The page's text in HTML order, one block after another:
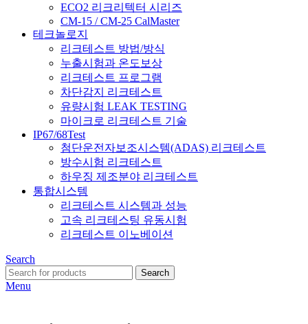
ECO2 리크리텍터 시리즈
CM-15 / CM-25 CalMaster
테크놀로지
리크테스트 방법/방식
누출시험과 온도보상
리크테스트 프로그램
차단감지 리크테스트
유량시험 LEAK TESTING
마이크로 리크테스트 기술
IP67/68Test
첨단운전자보조시스템(ADAS) 리크테스트
방수시험 리크테스트
하우징 제조분야 리크테스트
통합시스템
리크테스트 시스템과 성능
고속 리크테스팅 유동시험
리크테스트 이노베이션
Search
Search
Menu